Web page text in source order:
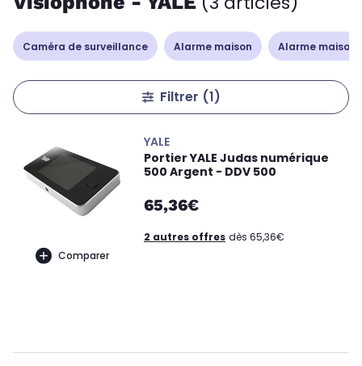
Caméra de surveillance Alarme maison Alarme maison
Filtrer (1)
Comparer
YALE
Portier YALE Judas numérique
500 Argent - DDV 500
65,36€
2 autres offres dès 65,36€